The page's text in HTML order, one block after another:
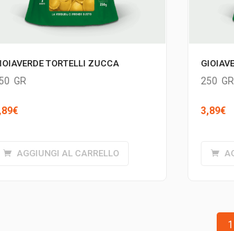
TORTELLI ZUCCA
GR
€
AGGIUNGI AL CARRELLO
250 GR
3,89€
1